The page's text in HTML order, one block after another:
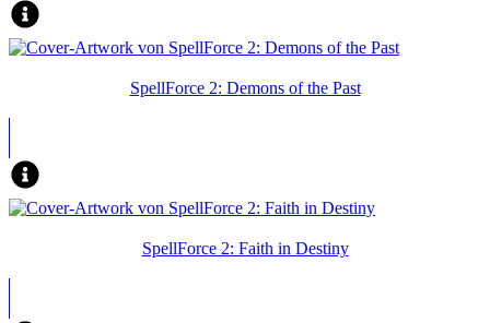
SpellForce 2: Demons of the Past
SpellForce 2: Faith in Destiny